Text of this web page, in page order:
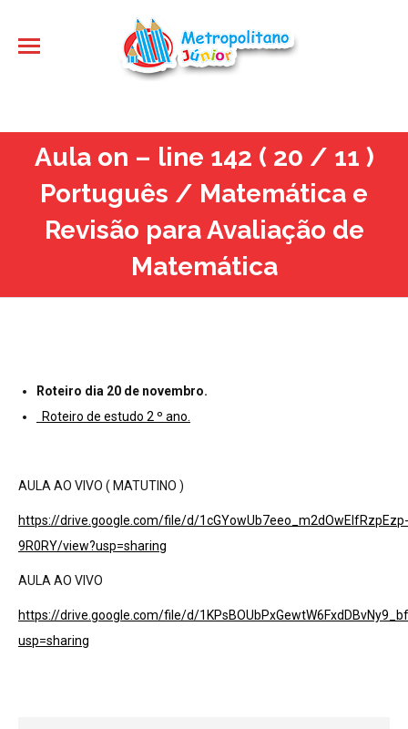
Aula on – line 142 ( 20 / 11 )
Português / Matemática e
Revisão para Avaliação de
Matemática
Roteiro dia 20 de novembro.
Roteiro de estudo 2 º ano.
AULA AO VIVO ( MATUTINO )
https://drive.google.com/file/d/1cGYowUb7eeo_m2dOwElfRzpEzp-
9R0RY/view?usp=sharing
AULA AO VIVO
https://drive.google.com/file/d/
usp=sharing